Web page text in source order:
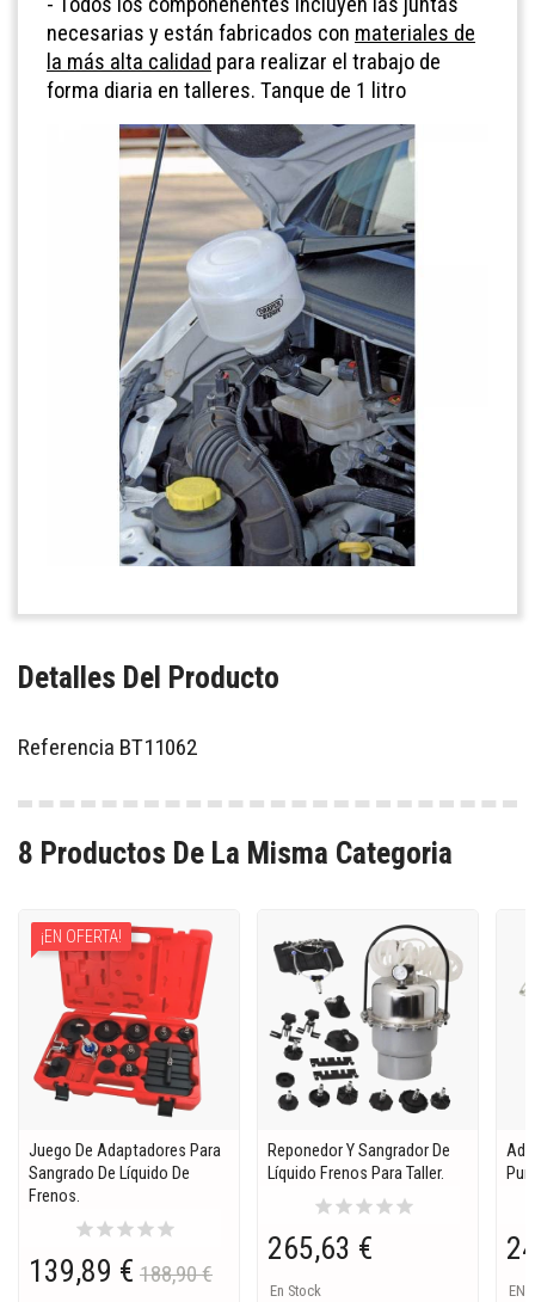
necesarias y están fabricados con materiales de
la más alta calidad para realizar el trabajo de
forma diaria en talleres. Tanque de 1 litro
Detalles Del Producto
Referencia BT11062
8 Productos De La Misma Categoria
Juego De Adaptadores Para
Sangrado De Líquido De
Frenos.
starstarstarstarstar
139,89 € 188,90 €
¡EN OFERTA!
Reponedor Y Sangrador De
Líquido Frenos Para Taller.
starstarstarstarstar
265,63 €
En Stock
EN